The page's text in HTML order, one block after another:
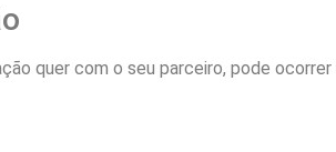
quer com o seu parceiro, pode